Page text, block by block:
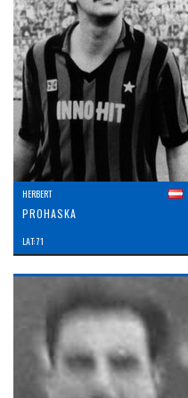
HERBERT
PROHASKA
LAT: 71